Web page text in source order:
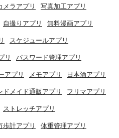
メラアプリ 写真加工アプリ
自撮りアプリ 無料漫画アプリ
スケジュールアプリ
リ パスワード管理アプリ
アプリ メモアプリ 日本酒アプリ
ドメイド通販アプリ フリマアプリ
ストレッチアプリ
歩計アプリ 体重管理アプリ